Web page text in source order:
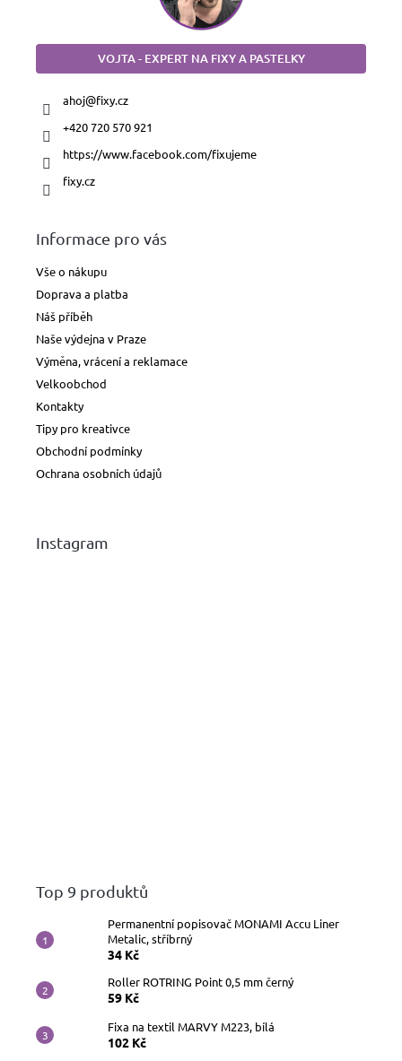
VOJTA - EXPERT NA FIXY A PASTELKY
ahoj@fixy.cz
+420 720 570 921
https://www.facebook.com/fixujeme
fixy.cz
Informace pro vás
Vše o nákupu
Doprava a platba
Náš příběh
Naše výdejna v Praze
Výměna, vrácení a reklamace
Velkoobchod
Kontakty
Tipy pro kreativce
Obchodní podmínky
Ochrana osobních údajů
Instagram
Top 9 produktů
Permanentní popisovač MONAMI Accu Liner
Metalic, stříbrný
34 Kč
Roller ROTRING Point 0,5 mm černý
59 Kč
Fixa na textil MARVY M223, bílá
102 Kč